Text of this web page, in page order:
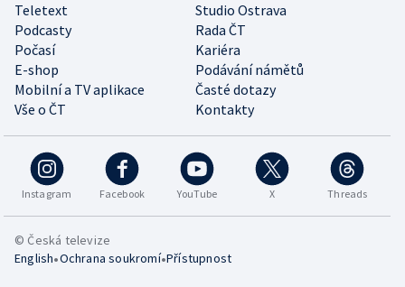
Teletext
Studio Ostrava
Podcasty
Rada ČT
Počasí
Kariéra
E-shop
Podávání námětů
Mobilní a TV aplikace
Časté dotazy
Vše o ČT
Kontakty
Instagram Facebook YouTube X Threads
© Česká televize
English•Ochrana soukromí•Přístupnost